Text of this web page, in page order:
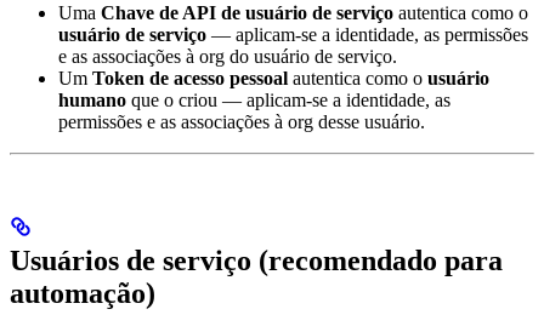
Uma Chave de API de usuário de serviço autentica como o
usuário de serviço — aplicam-se a identidade, as permissões
e as associações à org do usuário de serviço.
Um Token de acesso pessoal autentica como o usuário
humano que o criou — aplicam-se a identidade, as
permissões e as associações à org desse usuário.
Usuários de serviço (recomendado para
automação)